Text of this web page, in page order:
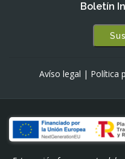
Boletín
Avíso legal | Política